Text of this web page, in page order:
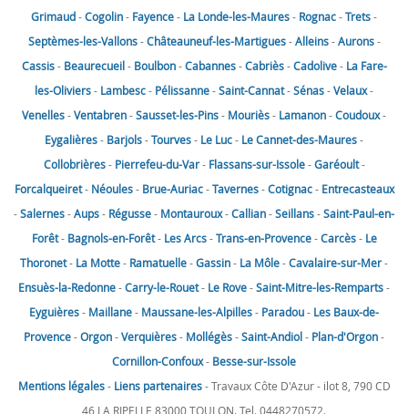
Grimaud-Cogolin- Fayence- La Londe-les-Maures- Rognac-Trets-
Septèmes-les-Vallons-Châteauneuf-les-Martigues-Alleins-Aurons-
Cassis- Beaurecueil- Boulbon-Cabannes-Cabriès-Cadolive- La Fare-
les-Oliviers- Lambesc- Pélissanne-Saint-Cannat-Sénas-Velaux-
Venelles-Ventabren-Sausset-les-Pins- Mouriès- Lamanon-Coudoux-
Eygalières- Barjols-Tourves- Le Luc- Le Cannet-des-Maures-
Collobrières- Pierrefeu-du-Var- Flassans-sur-Issole-Garéoult-
Forcalqueiret- Néoules- Brue-Auriac-Tavernes-Cotignac- Entrecasteaux
-Salernes-Aups- Régusse- Montauroux-Callian-Seillans-Saint-Paul-en-
Forêt- Bagnols-en-Forêt- Les Arcs-Trans-en-Provence-Carcès- Le
Thoronet- La Motte- Ramatuelle-Gassin- La Môle-Cavalaire-sur-Mer-
Ensuès-la-Redonne-Carry-le-Rouet- Le Rove-Saint-Mitre-les-Remparts-
Eyguières- Maillane- Maussane-les-Alpilles- Paradou- Les Baux-de-
Provence-Orgon-Verquières- Mollégès-Saint-Andiol- Plan-d'Orgon-
Cornillon-Confoux- Besse-sur-Issole
Mentions légales- Liens partenaires- Travaux Côte D'Azur - ilot 8, 790 CD
46 LA RIPELLE 83000 TOULON. Tel. 0448270572.